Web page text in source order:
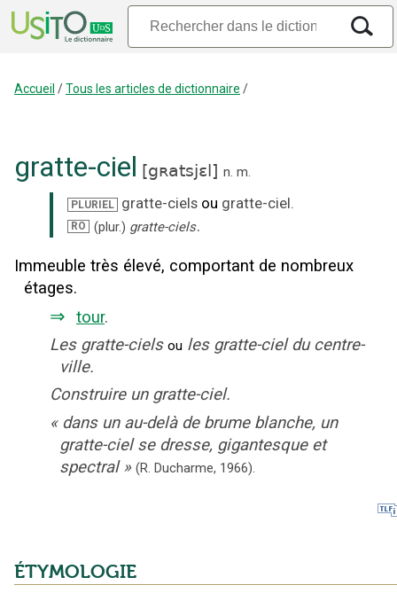
Accueil /Tous les articles de dictionnaire /
gratte-ciel [gʀatsjɛl ] n. m.
PLURIEL gratte-ciels ou gratte-ciel.
RO (plur.) gratte-ciels.
Immeuble très élevé, comportant de nombreux
étages.
⇒ tour.
Les gratte-ciels ou les gratte-ciel du centre-
ville.
Construire un gratte-ciel.
« dans un au-delà de brume blanche, un
gratte-ciel se dresse, gigantesque et
spectral » (R. Ducharme, 1966).
ÉTYMOLOGIE